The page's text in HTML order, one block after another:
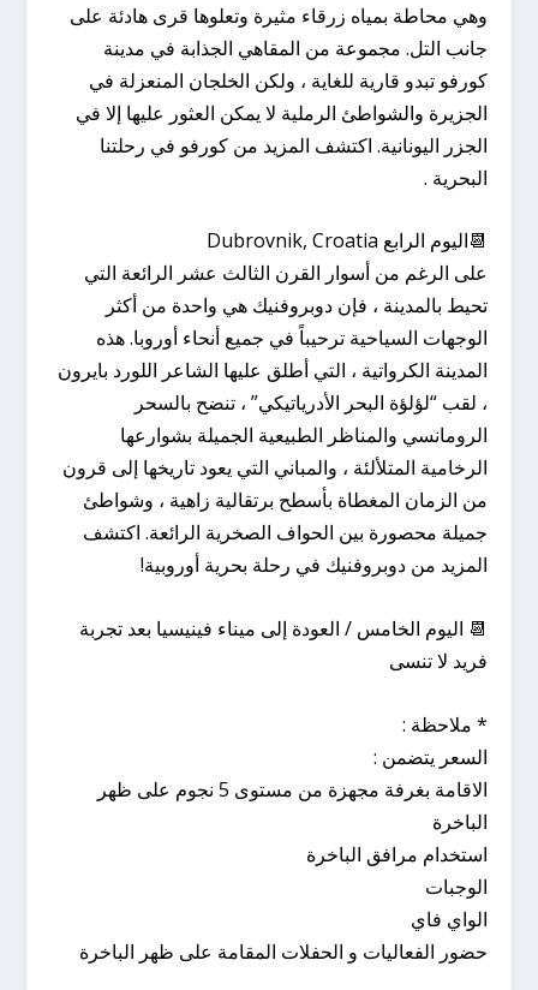
وهي محاطة بمياه زرقاء مثيرة وتعلوها قرى هادئة على
جانب التل. مجموعة من المقاهي الجذابة في مدينة
كورفو تبدو قارية للغاية ، ولكن الخلجان المنعزلة في
الجزيرة والشواطئ الرملية لا يمكن العثور عليها إلا في
الجزر اليونانية. اكتشف المزيد من كورفو في رحلتنا
البحرية .
📆اليوم الرابع Dubrovnik, Croatia
على الرغم من أسوار القرن الثالث عشر الرائعة التي
تحيط بالمدينة ، فإن دوبروفنيك هي واحدة من أكثر
الوجهات السياحية ترحيباً في جميع أنحاء أوروبا. هذه
المدينة الكرواتية ، التي أطلق عليها الشاعر اللورد بايرون
، لقب “لؤلؤة البحر الأدرياتيكي” ، تنضح بالسحر
الرومانسي والمناظر الطبيعية الجميلة بشوارعها
الرخامية المتلألئة ، والمباني التي يعود تاريخها إلى قرون
من الزمان المغطاة بأسطح برتقالية زاهية ، وشواطئ
جميلة محصورة بين الحواف الصخرية الرائعة. اكتشف
المزيد من دوبروفنيك في رحلة بحرية أوروبية!
📆 اليوم الخامس / العودة إلى ميناء فينيسيا بعد تجربة
فريد لا تنسى
* ملاحظة :
السعر يتضمن :
الاقامة بغرفة مجهزة من مستوى 5 نجوم على ظهر
الباخرة
استخدام مرافق الباخرة
الوجبات
الواي فاي
حضور الفعاليات و الحفلات المقامة على ظهر الباخرة